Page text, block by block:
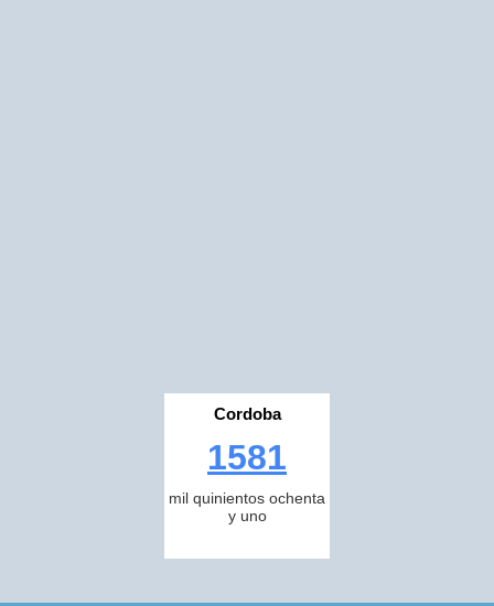
Cordoba
1581
mil quinientos ochenta
y uno